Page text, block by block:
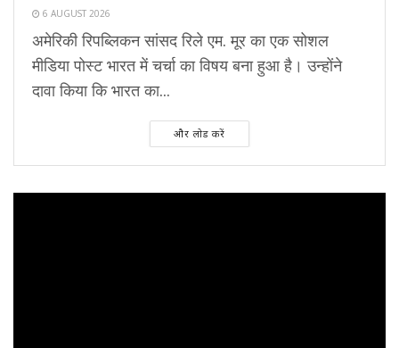
6 AUGUST 2026
अमेरिकी रिपब्लिकन सांसद रिले एम. मूर का एक सोशल
मीडिया पोस्ट भारत में चर्चा का विषय बना हुआ है। उन्होंने
दावा किया कि भारत का...
और लोड करें